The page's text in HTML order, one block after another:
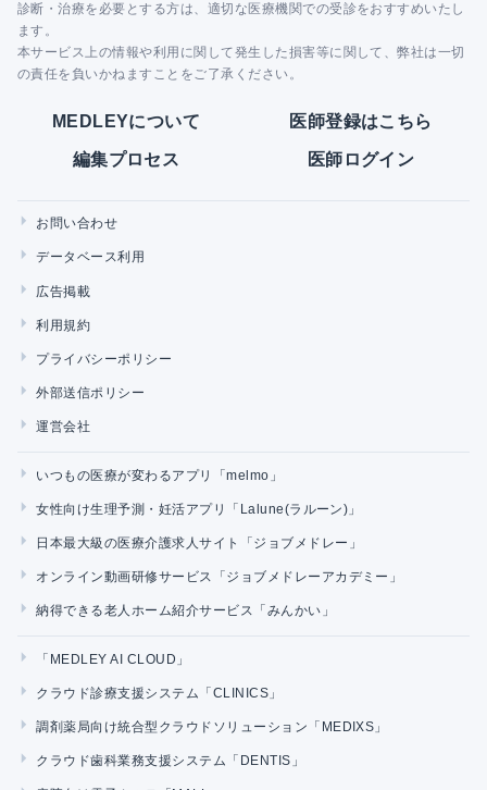
診断・治療を必要とする方は、適切な医療機関での受診をおすすめいたし
ます。
本サービス上の情報や利用に関して発生した損害等に関して、弊社は一切
の責任を負いかねますことをご了承ください。
MEDLEYについて 医師登録はこちら
編集プロセス 医師ログイン
お問い合わせ
データベース利用
広告掲載
利用規約
プライバシーポリシー
外部送信ポリシー
運営会社
いつもの医療が変わるアプリ「melmo」
女性向け生理予測・妊活アプリ「Lalune(ラルーン)」
日本最大級の医療介護求人サイト「ジョブメドレー」
オンライン動画研修サービス「ジョブメドレーアカデミー」
納得できる老人ホーム紹介サービス「みんかい」
「MEDLEY AI CLOUD」
クラウド診療支援システム「CLINICS」
調剤薬局向け統合型クラウドソリューション「MEDIXS」
クラウド歯科業務支援システム「DENTIS」